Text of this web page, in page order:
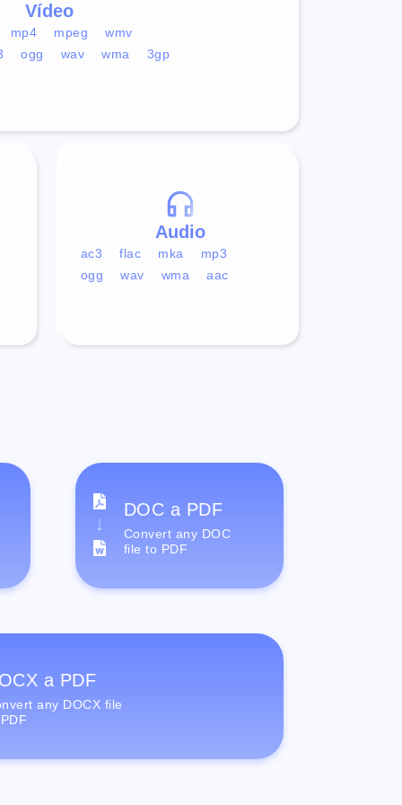
Vídeo
mp4 mpeg
wmv
ogg wav wma 3gp
Audio
ac3 flac mka
mp3
ogg
wav wma aac
DOC a PDF
Convert any DOC
file to PDF
a PDF
any DOCX file